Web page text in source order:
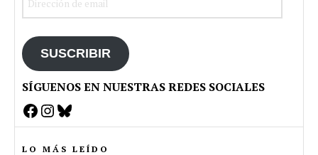
SUSCRIBIR
SÍGUENOS EN NUESTRAS REDES SOCIALES
Facebook
Instagram
Bluesky
LO MÁS LEÍDO